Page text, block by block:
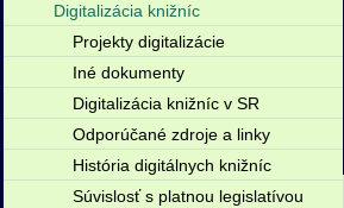
Digitalizácia knižníc
Projekty digitalizácie
Iné dokumenty
Digitalizácia knižníc v SR
Odporúčané zdroje a linky
História digitálnych knižníc
Súvislosť s platnou legislatívou